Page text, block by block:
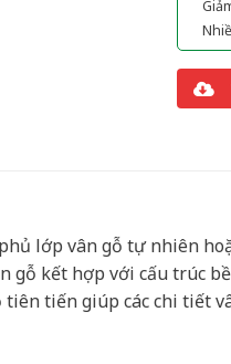
lớp vân gỗ tự nhiên
gỗ kết hợp với cấu trúc
tiên tiến giúp các chi tiết